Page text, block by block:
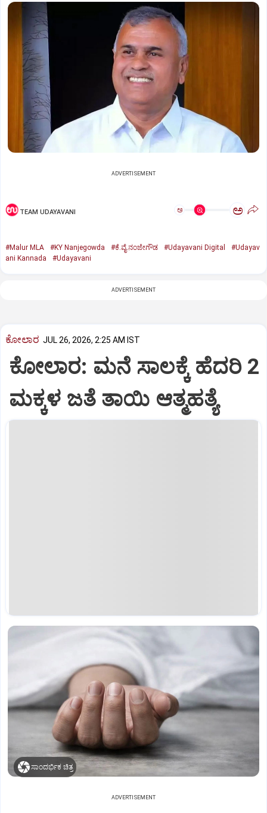
ADVERTISEMENT
TEAM UDAYAVANI ಅ ಅ
#Malur MLA #KY Nanjegowda #ಕೆ.ವೈ.ನಂಜೇಗೌಡ #Udayavani Digital
#Udayav
ani Kannada
#Udayavani
ADVERTISEMENT
ಕೋಲಾರ JUL 26, 2026, 2:25 AM IST
ಕೋಲಾರ: ಮನೆ ಸಾಲಕ್ಕೆ ಹೆದರಿ 2
ಮಕ್ಕಳ ಜತೆ ತಾಯಿ ಆತ್ಮಹತ್ಯೆ
ಸಾಂದರ್ಭಿಕ ಚಿತ್ರ
ADVERTISEMENT